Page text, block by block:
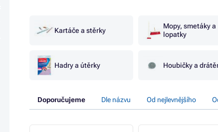
Kartáče a stěrky
Mopy, smetáky a
lopatky
Hadry a útěrky Houbičky a
Doporučujeme Dle názvu Od nejlevnějšího